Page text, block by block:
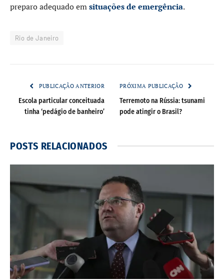
preparo adequado emsituações de emergência.
Rio de Janeiro
PUBLICAÇÃO ANTERIOR
Escola particular conceituada
tinha ‘pedágio de banheiro’
PRÓXIMA PUBLICAÇÃO
Terremoto na Rússia: tsunami
pode atingir o Brasil?
POSTS RELACIONADOS